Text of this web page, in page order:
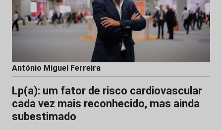
António Miguel Ferreira
Lp(a): um fator de risco cardiovascular
cada vez mais reconhecido, mas ainda
subestimado